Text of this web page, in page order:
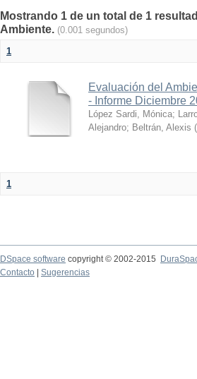
Mostrando 1 de un total de 1
Ambiente. (0.001 segundos)
1
Evaluación del
- Informe Diciembre
López Sardi, Mónica;
Alejandro; Beltrán, Alexis (
1
DSpace software copyright © 2002-2015
Contacto
Sugerencias